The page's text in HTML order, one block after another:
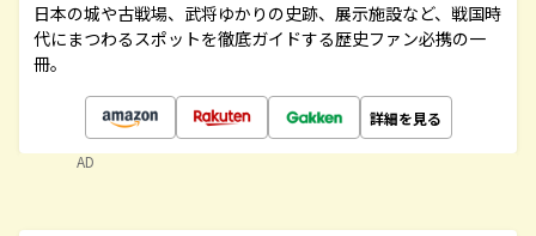
日本の城や古戦場、武将ゆかりの史跡、展示施設など、戦国時
代にまつわるスポットを徹底ガイドする歴史ファン必携の一
冊。
詳細を見る
AD